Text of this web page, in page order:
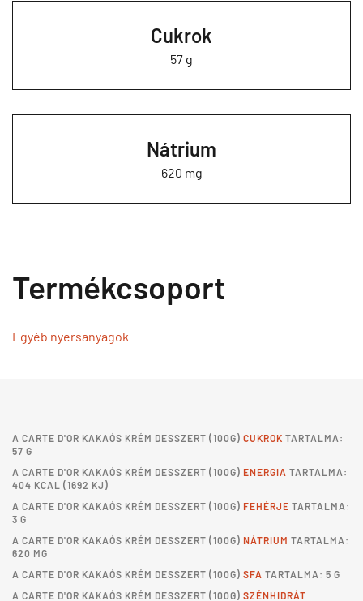
Cukrok
57 g
Nátrium
620 mg
Termékcsoport
Egyéb nyersanyagok
A CARTE D'OR KAKAÓS KRÉM DESSZERT (100G) CUKROK TARTALMA:
57 G
A CARTE D'OR KAKAÓS KRÉM DESSZERT (100G) ENERGIA TARTALMA:
404 KCAL (1692 KJ)
A CARTE D'OR KAKAÓS KRÉM DESSZERT (100G) FEHÉRJE TARTALMA:
3 G
A CARTE D'OR KAKAÓS KRÉM DESSZERT (100G) NÁTRIUM TARTALMA:
620 MG
A CARTE D'OR KAKAÓS KRÉM DESSZERT (100G) SFA TARTALMA: 5 G
A CARTE D'OR KAKAÓS KRÉM DESSZERT (100G) SZÉNHIDRÁT